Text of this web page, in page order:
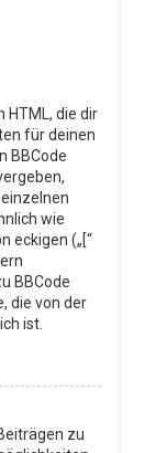
HTML, die dir
für deinen
BBCode
wie
eckigen („[“
BBCode
die von der
ist.
zu